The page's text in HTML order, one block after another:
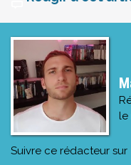
le
Suivre ce rédacteur sur